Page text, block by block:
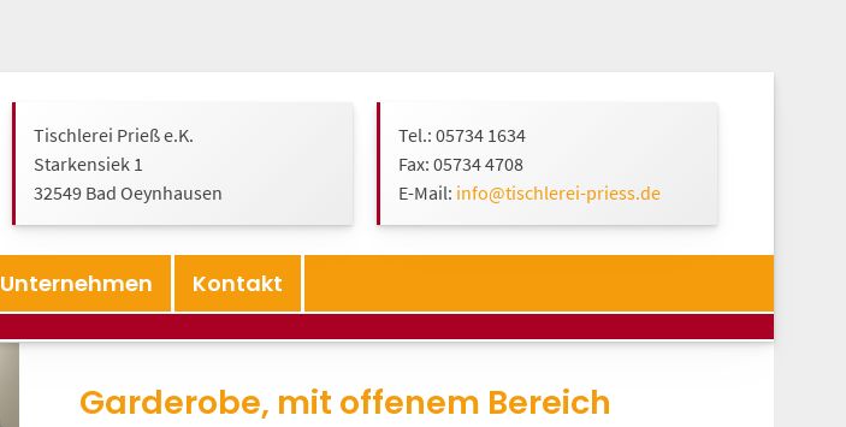
Tischlerei Prieß e.K.
Starkensiek 1
32549 Bad Oeynhausen
Tel.: 05734 1634
Fax: 05734 4708
E-Mail: info@tischlerei-priess.de
Unternehmen Kontakt
Garderobe, mit offenem Bereich